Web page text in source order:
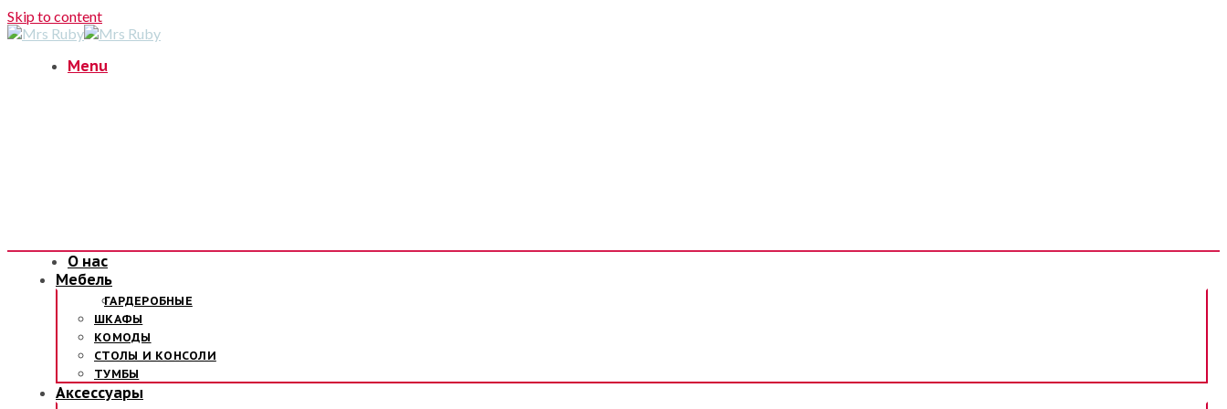
Skip to content
Menu
О нас
Мебель
ГАРДЕРОБНЫЕ
ШКАФЫ
КОМОДЫ
СТОЛЫ И КОНСОЛИ
ТУМБЫ
Аксессуары